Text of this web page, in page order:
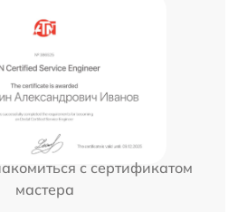
с сертификатом
мастера